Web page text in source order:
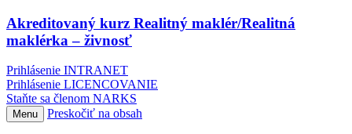
Akreditovaný kurz Realitný maklér/Realitná
maklérka – živnosť
Prihlásenie INTRANET
Prihlásenie LICENCOVANIE
Staňte sa členom NARKS
Menu Preskočiť na obsah